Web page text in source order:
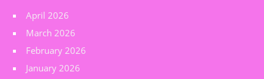
April 2026
March 2026
February 2026
January 2026